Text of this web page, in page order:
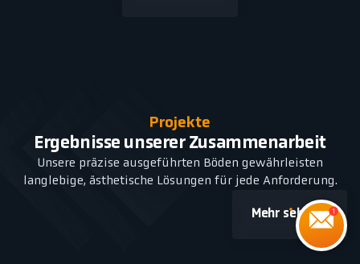
Projekte
Ergebnisse unserer Zusammenarbeit
Unsere präzise ausgeführten Böden gewährleisten
langlebige, ästhetische Lösungen für jede Anforderung.
Mehr sehen